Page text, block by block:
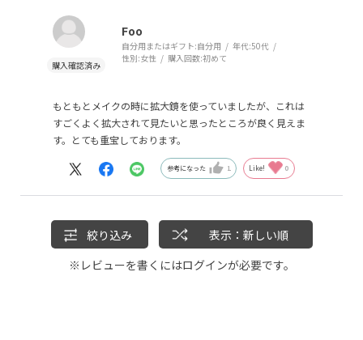
Foo
自分用またはギフト:自分用 年代:50代
性別:女性 購入回数:初めて
もともとメイクの時に拡大鏡を使っていましたが、これは
すごくよく拡大されて見たいと思ったところが良く見えま
す。とても重宝しております。
参考になった 1 Like! 0
絞り込み
表示：新しい順
※レビューを書くにはログインが必要です。